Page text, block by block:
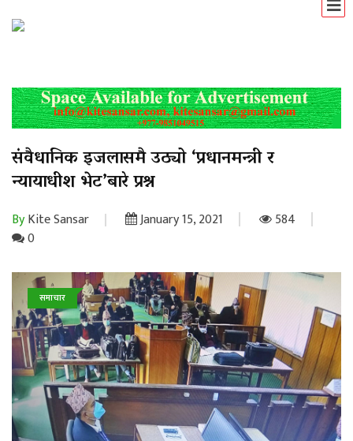
संवैधानिक इजलासमै उठ्यो ‘प्रधानमन्त्री र
न्यायाधीश भेट’बारे प्रश्न
ByKite Sansar January 15, 2021
584
0
समाचार